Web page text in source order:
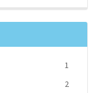
1
2